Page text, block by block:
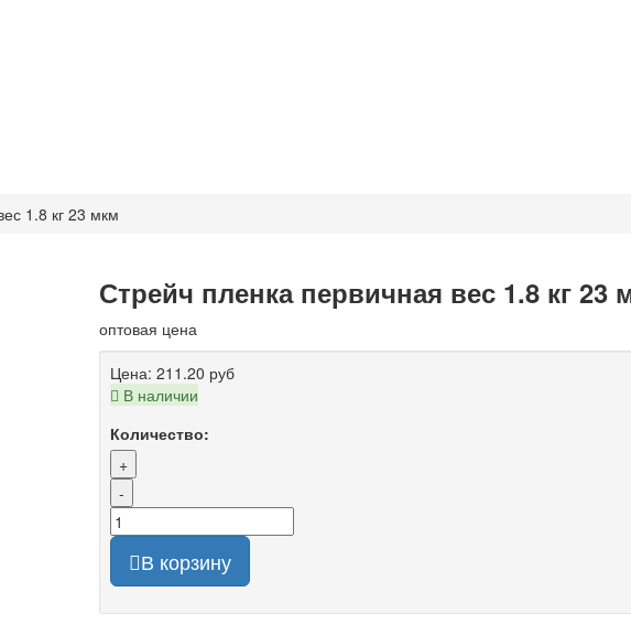
1.8 кг 23 мкм
Стрейч пленка первичная вес 1.8 кг 23
оптовая цена
Цена: 211.20 руб
В наличии
Количество:
+
-
В корзину